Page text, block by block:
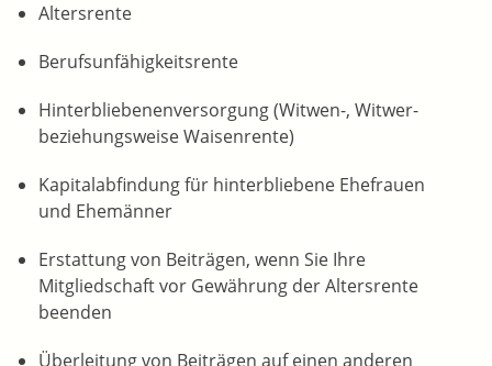
Altersrente
Berufsunfähigkeitsrente
Hinterbliebenenversorgung (Witwen-, Witwer-
beziehungsweise Waisenrente)
Kapitalabfindung für hinterbliebene Ehefrauen
und Ehemänner
Erstattung von Beiträgen, wenn Sie Ihre
Mitgliedschaft vor Gewährung der Altersrente
beenden
Überleitung von Beiträgen auf einen anderen